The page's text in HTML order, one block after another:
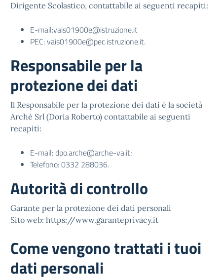
Dirigente Scolastico, contattabile ai seguenti recapiti:
E-mail:vais01900e@istruzione.it
PEC:vais01900e@pec.istruzione.it.
Responsabile per la
protezione dei dati
Il Responsabile per la protezione dei dati è la società
Archè Srl (Doria Roberto) contattabile ai seguenti
recapiti:
E-mail:dpo.arche@arche-va.it;
Telefono:0332 288036.
Autorità di controllo
Garante per la protezione dei dati personali
Sito web: https://www.garanteprivacy.it
Come vengono trattati i tuoi
dati personali